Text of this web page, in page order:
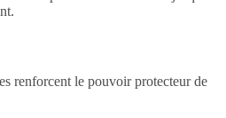
renforcent le pouvoir protecteur de